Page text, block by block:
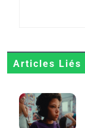
Articles Liés
8